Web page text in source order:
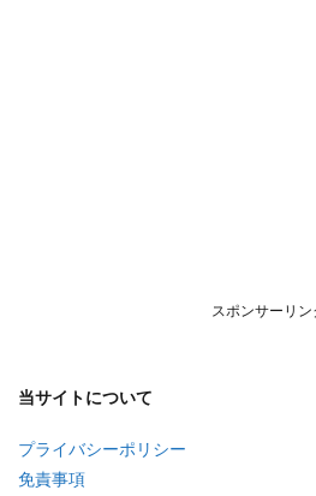
スポンサーリン
当サイトについて
プライバシーポリシー
免責事項